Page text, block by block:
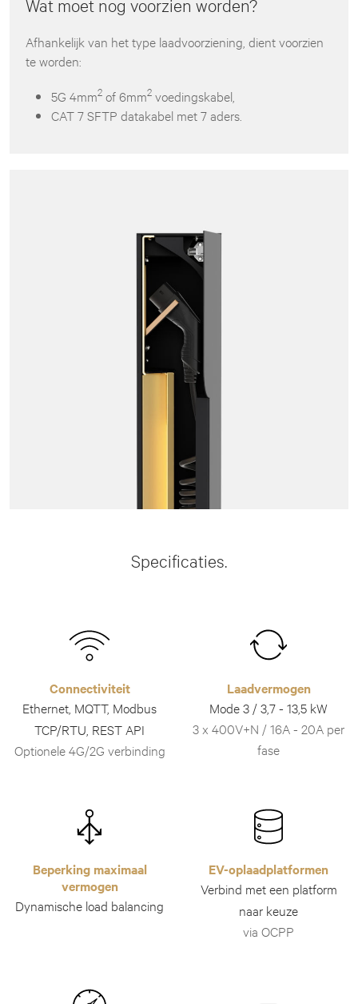
Afhankelijk van het type laadvoorziening, dient voorzien
te worden:
5G 4mm2 of 6mm2 voedingskabel,
CAT 7 SFTP datakabel met 7 aders.
Specificaties.
Connectiviteit
Ethernet, MQTT, Modbus
TCP/RTU, REST API
Optionele 4G/2G verbinding
Laadvermogen
Mode 3 / 3,7 - 13,5 kW
3 x 400V+N / 16A - 20A per
fase
Beperking maximaal
vermogen
Dynamische load balancing
EV-oplaadplatformen
Verbind met een platform
naar keuze
via OCPP